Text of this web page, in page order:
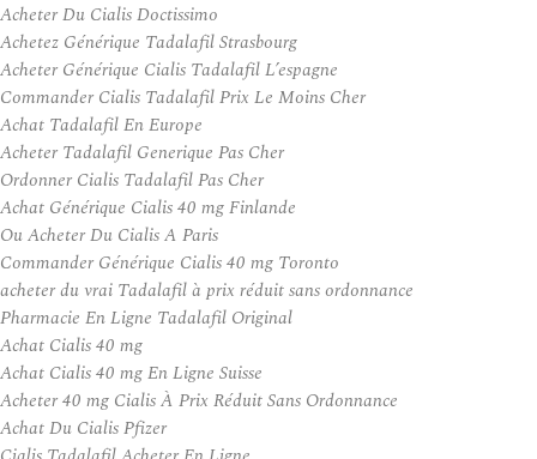
Acheter Du Cialis Doctissimo
Achetez Générique Tadalafil Strasbourg
Acheter Générique Cialis Tadalafil L’espagne
Commander Cialis Tadalafil Prix Le Moins Cher
Achat Tadalafil En Europe
Acheter Tadalafil Generique Pas Cher
Ordonner Cialis Tadalafil Pas Cher
Achat Générique Cialis 40 mg Finlande
Ou Acheter Du Cialis A Paris
Commander Générique Cialis 40 mg Toronto
acheter du vrai Tadalafil à prix réduit sans ordonnance
Pharmacie En Ligne Tadalafil Original
Achat Cialis 40 mg
Achat Cialis 40 mg En Ligne Suisse
Acheter 40 mg Cialis À Prix Réduit Sans Ordonnance
Achat Du Cialis Pfizer